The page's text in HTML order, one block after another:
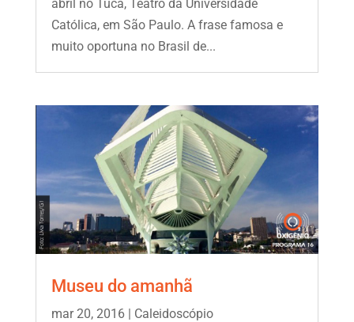
abril no Tuca, Teatro da Universidade
Católica, em São Paulo. A frase famosa e
muito oportuna no Brasil de...
Museu do amanhã
mar 20, 2016| Caleidoscópio